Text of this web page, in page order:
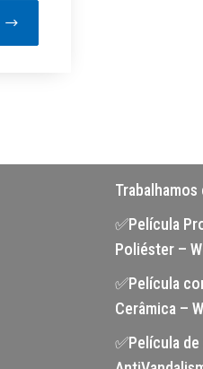
Trabalhamos
✅Película
Poliéster –
✅Película
Cerâmica –
✅Película